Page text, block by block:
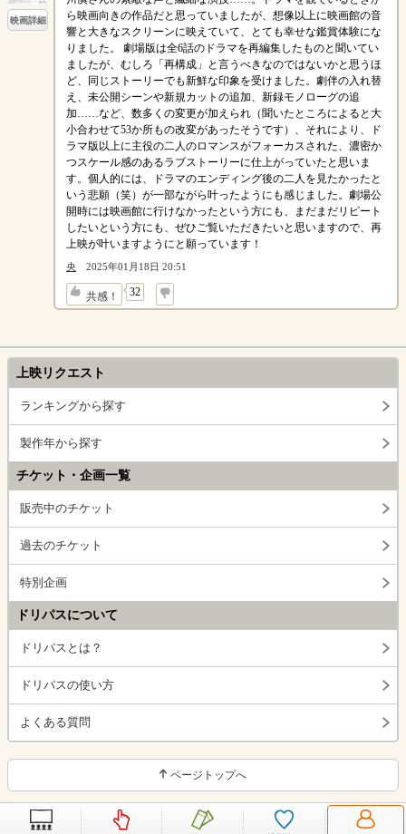
映画詳細
ら映画向きの作品だと思っていましたが、想像以上に映画館の音
響と大きなスクリーンに映えていて、とても幸せな鑑賞体験にな
りました。 劇場版は全6話のドラマを再編集したものと聞いてい
ましたが、むしろ「再構成」と言うべきなのではないかと思うほ
ど、同じストーリーでも新鮮な印象を受けました。劇伴の入れ替
え、未公開シーンや新規カットの追加、新録モノローグの追
加……など、数多くの変更が加えられ（聞いたところによると大
小合わせて53か所もの改変があったそうです）、それにより、ド
ラマ版以上に主役の二人のロマンスがフォーカスされた、濃密か
つスケール感のあるラブストーリーに仕上がっていたと思いま
す。個人的には、ドラマのエンディング後の二人を見たかったと
いう悲願（笑）が一部ながら叶ったようにも感じました。劇場公
開時には映画館に行けなかったという方にも、まだまだリピート
したいという方にも、ぜひご覧いただきたいと思いますので、再
上映が叶いますようにと願っています！
央 2025年01月18日 20:51
共感！ 32
↓
上映リクエスト
ランキングから探す
製作年から探す
チケット・企画一覧
販売中のチケット
過去のチケット
特別企画
ドリパスについて
ドリパスとは？
ドリパスの使い方
よくある質問
ページトップへ